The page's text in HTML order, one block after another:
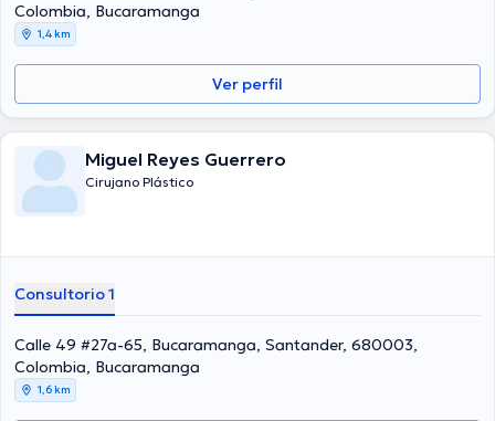
Colombia, Bucaramanga
1,4 km
Ver perfil
Miguel Reyes Guerrero
Cirujano Plástico
Consultorio 1
Calle 49 #27a-65, Bucaramanga, Santander, 680003,
Colombia, Bucaramanga
1,6 km